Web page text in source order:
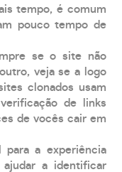
tempo, é comum
pouco tempo de
se o site não
veja se a logo
clonados usam
de links
de vocês cair em
para a experiência
a identificar